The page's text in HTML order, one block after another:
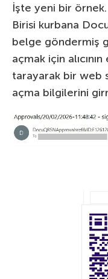
İşte yeni bir
Birisi kurbana
belge göndermiş
açmak için
tarayarak bir web
açma bilgilerini